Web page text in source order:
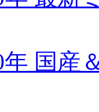
国産